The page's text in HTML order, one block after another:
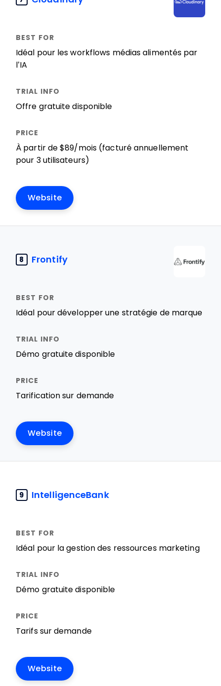
Idéal pour les workflows médias alimentés par
l’IA
Offre gratuite disponible
À partir de $89/mois (facturé annuellement
pour 3 utilisateurs)
Website
8 Frontify
Idéal pour développer une stratégie de marque
Démo gratuite disponible
Tarification sur demande
Website
9 IntelligenceBank
Idéal pour la gestion des ressources marketing
Démo gratuite disponible
Tarifs sur demande
Website